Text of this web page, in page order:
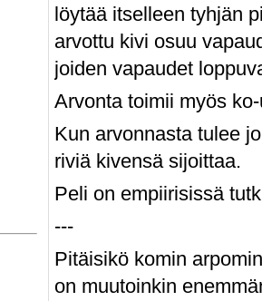
löytää itselleen tyhjän
arvottu kivi osuu
joiden vapaudet
Arvonta toimii myös
Kun arvonnasta tulee
riviä kivensä sijoittaa.
Peli on empiirisissä
---
Pitäisikö komin
on muutoinkin